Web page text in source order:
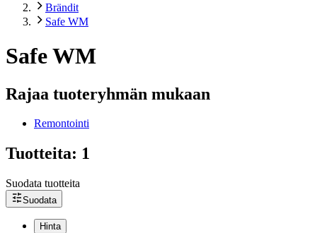
Brändit
Safe WM
Safe WM
Rajaa tuoteryhmän mukaan
Remontointi
Tuotteita: 1
Suodata tuotteita
Suodata
Hinta